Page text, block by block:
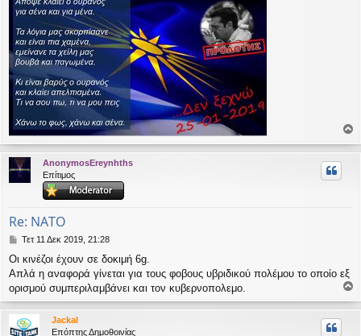
ο
ρ
AnonymosEreynhths
Επίτιμος
Re: NATO
Δ
μ
ο
σ
ε
υ
Τετ 11 Δεκ 2019, 21:28
Οι κινέζοι έχουν σε δοκιμή 6g.
Απλά η αναφορά γίνεται για τους φοβους υβριδικού πολέμου το οποίο εξ
ορισμού συμπεριλαμβάνει και τον κυβερνοπολεμο.
ο
ρ
Jackal
Επόπτης Δημοθοινίας